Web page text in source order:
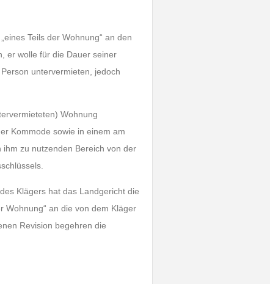
Teils der Wohnung“ an den
er wolle für die Dauer seiner
untervermieten, jedoch
Wohnung
Kommode sowie in einem am
zu nutzenden Bereich von der
Klägers hat das Landgericht die
Wohnung“ an die von dem Kläger
Revision begehren die